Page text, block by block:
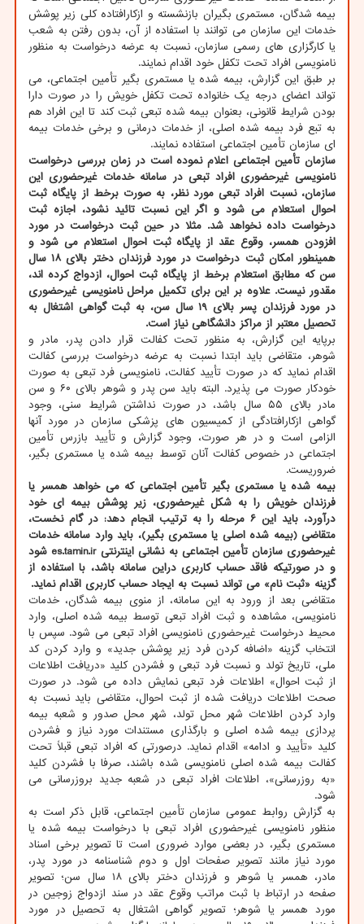
بیمه شدگان، مستمری بگیران بازنشسته و ازکارافتاده کلی زیر پوشش
خدمات این سازمان می توانند با استفاده از آن، بدون رفتن به شعب
یا کارگزاری های رسمی سازمان، نسبت به عرضه درخواست به منظور
نامنویسی افراد تحت تکفل خود اقدام نمایند.
بر طبق این گزارش، بیمه شده یا مستمری بگیر تأمین اجتماعی، می
تواند اعضای درجه یک خانواده تحت تکفل خویش را در صورت دارا
بودن شرایط قانونی، بعنوان بیمه شده تبعی ثبت کند تا این افراد هم
به تبع فرد بیمه شده اصلی، از خدمات درمانی و برخی خدمات بیمه
ای سازمان تأمین اجتماعی استفاده نمایند.
سازمان تأمین اجتماعی اعلام نموده است در زمان بررسی درخواست
نامنویسی غیرحضوری افراد تبعی در سامانه خدمات غیرحضوری این
سازمان، نسبت افراد تبعی مورد نظر، به صورت برخط از پایگاه ثبت
احوال استعلام می شود و اگر این نسبت تائید نشود، اجازه ثبت
درخواست داده نخواهد شد. مثلا در حین ثبت درخواست در مورد
افزودن همسر، وقوع عقد از پایگاه ثبت احوال استعلام می شود و
همینطور امکان ثبت درخواست در مورد فرزندان دختر بالای ۱۸ سال
سن که مطابق استعلام برخط از پایگاه ثبت احوال، ازدواج کرده اند،
مقدور نیست. علاوه بر این برای تکمیل مراحل نامنویسی غیرحضوری
در مورد فرزندان پسر بالای ۱۹ سال سن، به ثبت گواهی اشتغال به
تحصیل معتبر از مراکز دانشگاهی نیاز است.
برپایه این گزارش، به منظور تحت کفالت قرار دادن پدر، مادر و
شوهر، متقاضی باید ابتدا نسبت به عرضه درخواست بررسی کفالت
اقدام نماید که در صورت تأیید کفالت، نامنویسی فرد تبعی به صورت
خودکار صورت می پذیرد. البته باید سن پدر و شوهر بالای ۶۰ و سن
مادر بالای ۵۵ سال باشد، در صورت نداشتن شرایط سنی، وجود
گواهی ازکارافتادگی از کمیسیون های پزشکی سازمان در مورد آنها
الزامی است و در هر صورت، وجود گزارش و تأیید بازرس تأمین
اجتماعی در خصوص کفالت آنان توسط بیمه شده یا مستمری بگیر،
ضروریست.
بیمه شده یا مستمری بگیر تأمین اجتماعی که می خواهد همسر یا
فرزندان خویش را به شکل غیرحضوری، زیر پوشش بیمه ای خود
درآورد، باید این ۶ مرحله را به ترتیب انجام دهد: در گام نخست،
متقاضی (بیمه شده اصلی یا مستمری بگیر)، باید وارد سامانه خدمات
غیرحضوری سازمان تأمین اجتماعی به نشانی اینترنتی es.tamin.ir شود
و در صورتیکه فاقد حساب کاربری دراین سامانه باشد، با استفاده از
گزینه «ثبت نام» می تواند نسبت به ایجاد حساب کاربری اقدام نماید.
متقاضی بعد از ورود به این سامانه، از منوی بیمه شدگان، خدمات
نامنویسی، مشاهده و ثبت افراد تبعی توسط بیمه شده اصلی، وارد
محیط درخواست غیرحضوری نامنویسی افراد تبعی می شود. سپس با
انتخاب گزینه «اضافه کردن فرد زیر پوشش جدید» و وارد کردن کد
ملی، تاریخ تولد و نسبت فرد تبعی و فشردن کلید «دریافت اطلاعات
از ثبت احوال» اطلاعات فرد تبعی نمایش داده می شود. در صورت
صحت اطلاعات دریافت شده از ثبت احوال، متقاضی باید نسبت به
وارد کردن اطلاعات شهر محل تولد، شهر محل صدور و شعبه بیمه
پردازی بیمه شده اصلی و بارگذاری مستندات مورد نیاز و فشردن
کلید «تأیید و ادامه» اقدام نماید. درصورتی که افراد تبعی قبلاً تحت
کفالت بیمه شده اصلی نامنویسی شده باشند، صرفا با فشردن کلید
«به روزرسانی»، اطلاعات افراد تبعی در شعبه جدید بروزرسانی می
شود.
به گزارش روابط عمومی سازمان تأمین اجتماعی، قابل ذکر است به
منظور نامنویسی غیرحضوری افراد تبعی با درخواست بیمه شده یا
مستمری بگیر، در بعضی موارد ضروری است تا تصویر برخی اسناد
مورد نیاز مانند تصویر صفحات اول و دوم شناسنامه در مورد پدر،
مادر، همسر یا شوهر و فرزندان دختر بالای ۱۸ سال سن؛ تصویر
صفحه در ارتباط با ثبت مراتب وقوع عقد در سند ازدواج زوجین در
مورد همسر یا شوهر؛ تصویر گواهی اشتغال به تحصیل در مورد